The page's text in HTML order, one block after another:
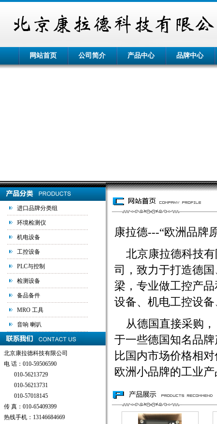
网站首页 公司简介 产品中心 品牌中心
进口品牌分类组
环境检测仪
机电设备
工控设备
PLC与控制
检测设备
备品备件
MRO 工具
音响 喇叭
北京康拉德科技有限公司
电 话：010-59506590
010-56213729
010-56213731
010-57018145
传 真：010-65409399
热线手机：13146684669
康拉德---“欧洲品牌
北京康拉德科技有
司，致力于打造德
梁，专业做工控产
设备、机电工控设
从德国直接采购，
于一些德国知名品
比国内市场价格相
欧洲小品牌的工业